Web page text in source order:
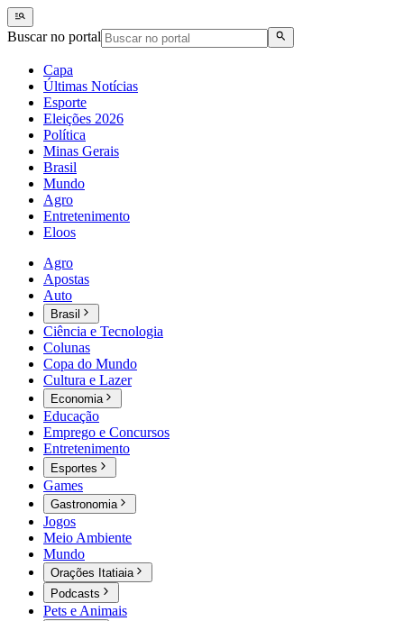
Buscar no portal
Capa
Últimas Notícias
Esporte
Eleições 2026
Política
Minas Gerais
Brasil
Mundo
Agro
Entretenimento
Eloos
Agro
Apostas
Auto
Brasil
Ciência e Tecnologia
Colunas
Copa do Mundo
Cultura e Lazer
Economia
Educação
Emprego e Concursos
Entretenimento
Esportes
Games
Gastronomia
Jogos
Meio Ambiente
Mundo
Orações Itatiaia
Podcasts
Pets e Animais